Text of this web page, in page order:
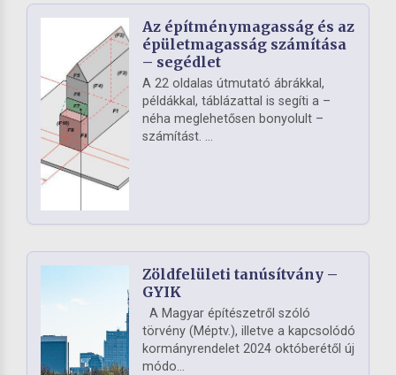
Az építménymagasság és az
épületmagasság számítása
– segédlet
A 22 oldalas útmutató ábrákkal,
példákkal, táblázattal is segíti a –
néha meglehetősen bonyolult –
számítást. ...
Zöldfelületi tanúsítvány –
GYIK
A Magyar építészetről szóló
törvény (Méptv.), illetve a kapcsolódó
kormányrendelet 2024 októberétől új
módo...